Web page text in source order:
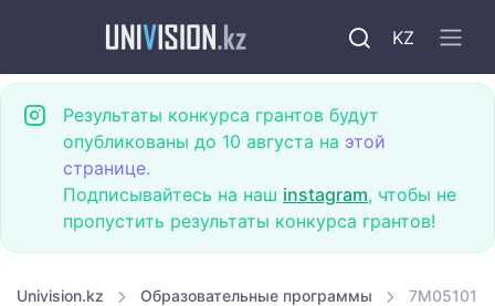
KZ
Результаты конкурса грантов будут
опубликованы до 10 августа на этой
странице.
Подписывайтесь на наш instagram, чтобы не
пропустить результаты конкурса грантов!
Univision.kz Образовательные программы 7M05101